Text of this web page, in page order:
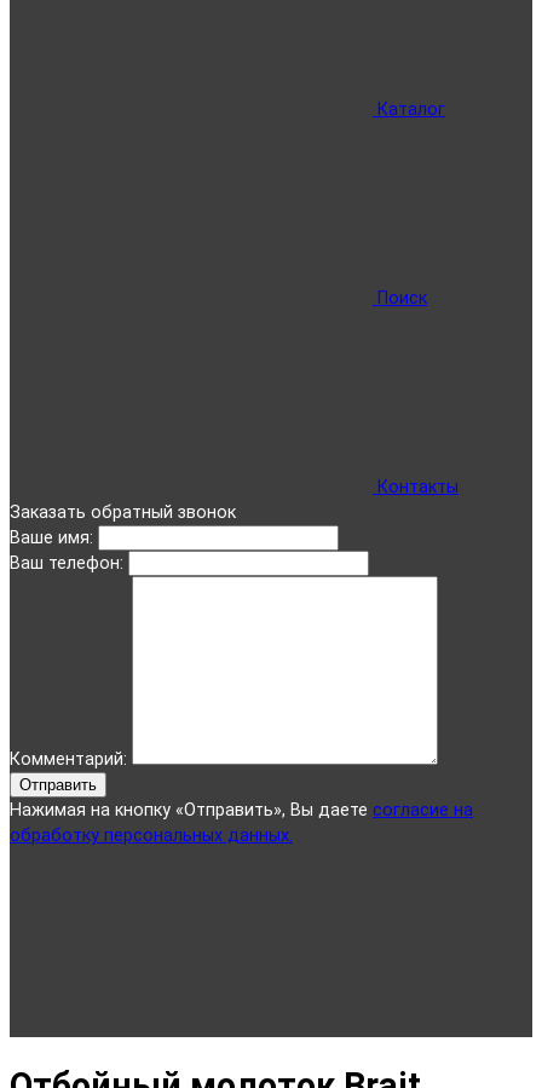
Каталог
Поиск
Контакты
Заказать обратный звонок
Ваше имя:
Ваш телефон:
Комментарий:
Отправить
Нажимая на кнопку «Отправить», Вы даете согласие на
обработку персональных данных.